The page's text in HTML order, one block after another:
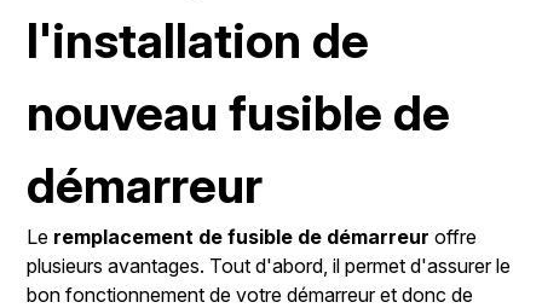
l'installation de
nouveau fusible de
démarreur
Le remplacement de fusible de démarreur offre
plusieurs avantages. Tout d'abord, il permet d'assurer le
bon fonctionnement de votre démarreur et donc de